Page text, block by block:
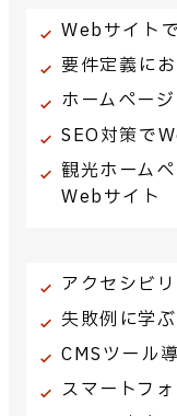
Webサイト
要件定義に
ホームペー
SEO対策で
観光ホーム
Webサイト
アクセシビ
失敗例に学
CMSツール
スマートフ